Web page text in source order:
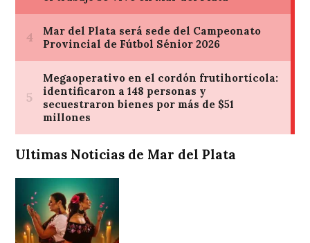
Ultimas Noticias de Mar del Plata